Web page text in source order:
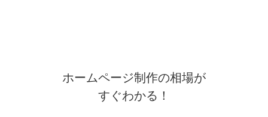
ホームページ制作の相場が
すぐわかる！